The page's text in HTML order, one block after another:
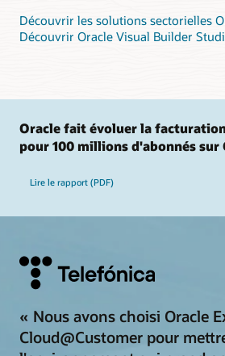
Découvrir les solutions sectorielles
Découvrir Oracle Visual Builder
Oracle fait évoluer la
pour 100 millions d'abonnés sur
Lire le rapport (PDF)
« Nous avons choisi Oracle
Cloud@Customer pour